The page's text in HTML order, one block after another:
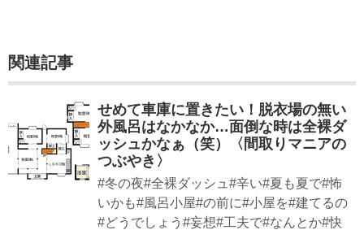
関連記事
せめて車庫に置きたい！脱衣場の無い
外風呂はなかなか…面倒な時は全裸ダ
ッシュかなぁ（笑）〈間取りマニアの
つぶやき〉
#冬の夜#全裸ダッシュ#辛い#夏も夏で#怖
いかも#風呂小屋#の前に#小屋を#建てるの
#どうでしょう#妄想#工夫で#なんとか#快